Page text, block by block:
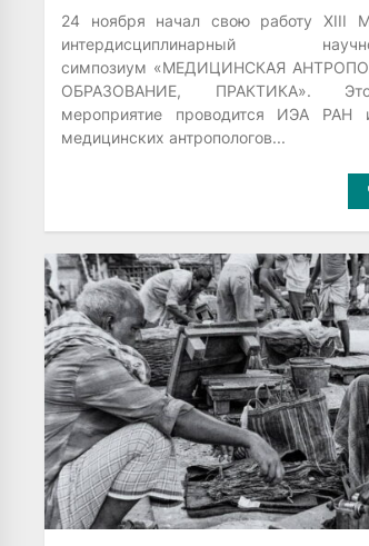
24 ноября начал свою работу XIII
интердисциплинарный научно-
симпозиум «МЕДИЦИНСКАЯ
ОБРАЗОВАНИЕ, ПРАКТИКА».
мероприятие проводится ИЭА РАН
медицинских антропологов...